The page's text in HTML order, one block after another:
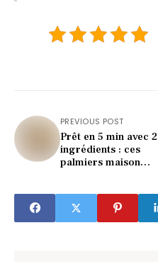
PREVIOUS POST
Prêt en 5 min avec 2
ingrédients : ces
palmiers maison